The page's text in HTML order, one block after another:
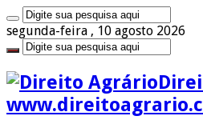
segunda-feira , 10 agosto 2026